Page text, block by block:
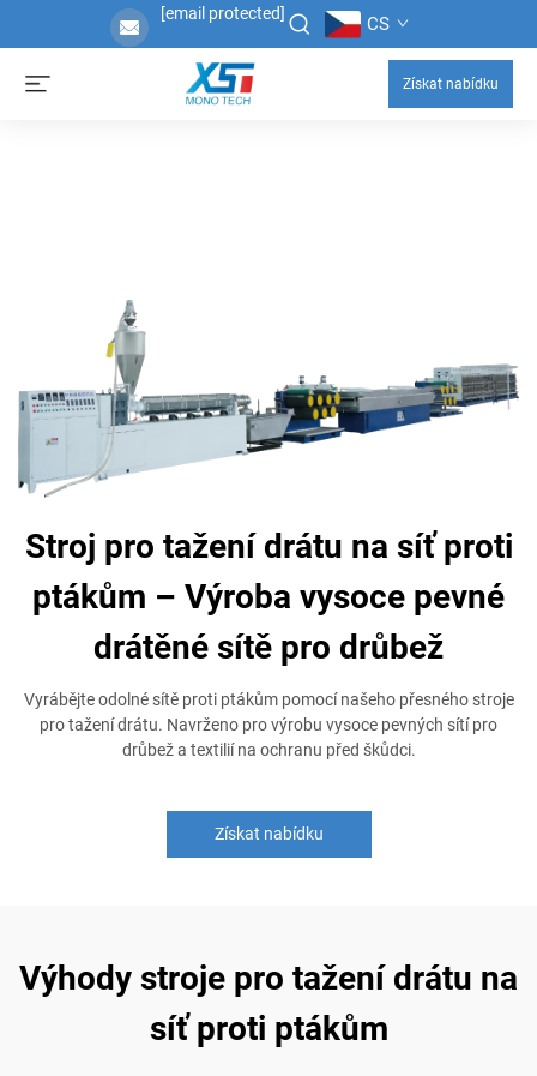
[email protected] CS
Získat nabídku
Stroj pro tažení drátu na síť proti
ptákům – Výroba vysoce pevné
drátěné sítě pro drůbež
Vyrábějte odolné sítě proti ptákům pomocí našeho přesného stroje
pro tažení drátu. Navrženo pro výrobu vysoce pevných sítí pro
drůbež a textilií na ochranu před škůdci.
Získat nabídku
Výhody stroje pro tažení drátu na
síť proti ptákům